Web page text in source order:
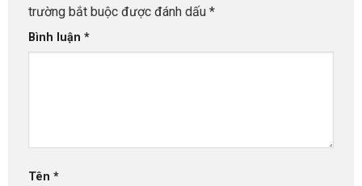
trường bắt buộc được đánh dấu *
Bình luận *
Tên *